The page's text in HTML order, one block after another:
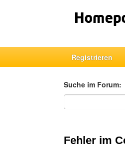
Registrieren
Suche im Forum:
Suche im Forum
Fehler im